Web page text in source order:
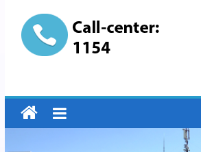
“Buxoro
hududiy
elektr
tarmoqlari